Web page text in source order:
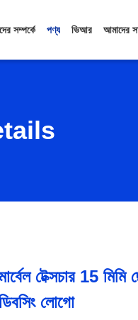
সম্পর্কে পণ্য ভিআর আমাদের
টেক্সচার 15
লোগো